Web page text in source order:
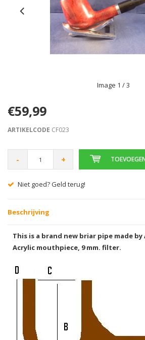
Image 1 / 3
€59,99
ARTIKELCODE CF023
- +
Gratis verzending vanaf € 75,00
Beschrijving
This is a brand new briar pipe made
Acrylic mouthpiece, 9 mm. filter.